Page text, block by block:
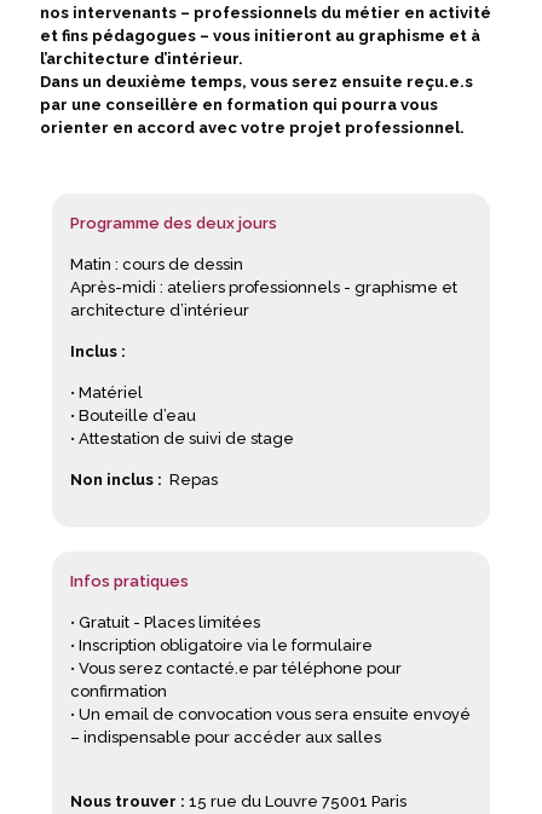
nos intervenants – professionnels du métier en activité
et fins pédagogues – vous initieront au graphisme et à
l’architecture d’intérieur.
Dans un deuxième temps, vous serez ensuite reçu.e.s
par une conseillère en formation qui pourra vous
orienter en accord avec votre projet professionnel.
Programme des deux jours
Matin : cours de dessin
Après-midi : ateliers professionnels - graphisme et
architecture d’intérieur
Inclus :
• Matériel
• Bouteille d’eau
• Attestation de suivi de stage
Non inclus : Repas
Infos pratiques
• Gratuit - Places limitées
• Inscription obligatoire via le formulaire
• Vous serez contacté.e par téléphone pour
confirmation
• Un email de convocation vous sera ensuite envoyé
– indispensable pour accéder aux salles
Nous trouver : 15 rue du Louvre 75001 Paris